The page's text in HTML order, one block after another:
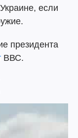
если
президента
ВВС.